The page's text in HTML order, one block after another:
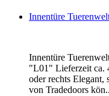
Innentüre
Innentüre
"L01" Lieferzeit ca.
oder rechts Elegant,
von Tradedoors